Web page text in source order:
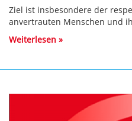
Ziel ist insbesondere der
anvertrauten Menschen und
Weiterlesen